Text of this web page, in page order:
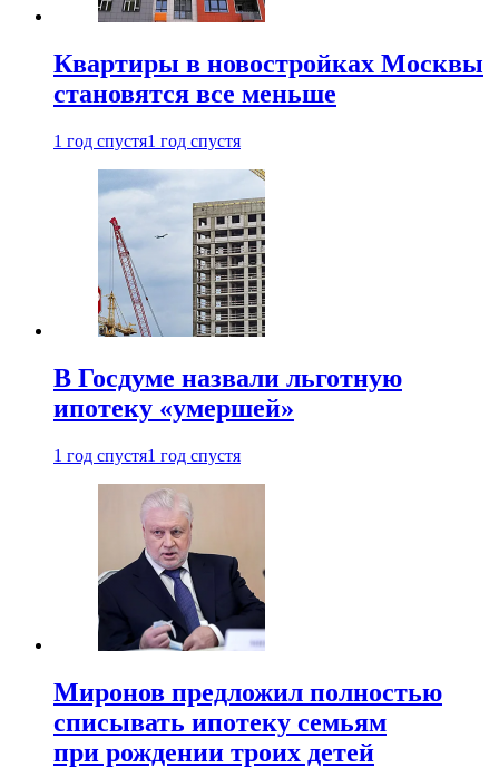
Квартиры в новостройках Москвы
становятся все меньше
1 год спустя1 год спустя
В Госдуме назвали льготную
ипотеку «умершей»
1 год спустя1 год спустя
Миронов предложил полностью
списывать ипотеку семьям
при рождении троих детей